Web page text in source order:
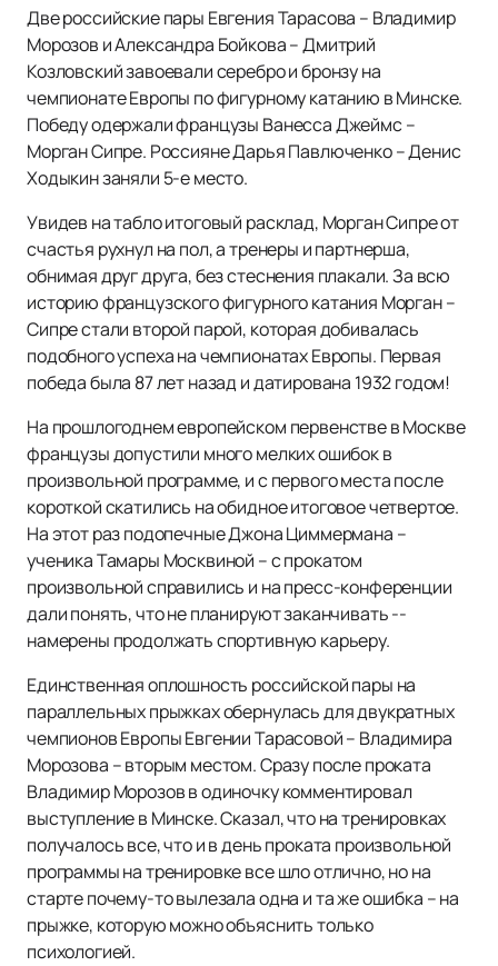
Две российские пары Евгения Тарасова – Владимир
Морозов и Александра Бойкова – Дмитрий
Козловский завоевали серебро и бронзу на
чемпионате Европы по фигурному катанию в Минске.
Победу одержали французы Ванесса Джеймс –
Морган Сипре. Россияне Дарья Павлюченко – Денис
Ходыкин заняли 5-е место.
Увидев на табло итоговый расклад, Морган Сипре от
счастья рухнул на пол, а тренеры и партнерша,
обнимая друг друга, без стеснения плакали. За всю
историю французского фигурного катания Морган –
Сипре стали второй парой, которая добивалась
подобного успеха на чемпионатах Европы. Первая
победа была 87 лет назад и датирована 1932 годом!
На прошлогоднем европейском первенстве в Москве
французы допустили много мелких ошибок в
произвольной программе, и с первого места после
короткой скатились на обидное итоговое четвертое.
На этот раз подопечные Джона Циммермана –
ученика Тамары Москвиной – с прокатом
произвольной справились и на пресс-конференции
дали понять, что не планируют заканчивать --
намерены продолжать спортивную карьеру.
Единственная оплошность российской пары на
параллельных прыжках обернулась для двукратных
чемпионов Европы Евгении Тарасовой – Владимира
Морозова – вторым местом. Сразу после проката
Владимир Морозов в одиночку комментировал
выступление в Минске. Сказал, что на тренировках
получалось все, что и в день проката произвольной
программы на тренировке все шло отлично, но на
старте почему-то вылезала одна и та же ошибка – на
прыжке, которую можно объяснить только
психологией.